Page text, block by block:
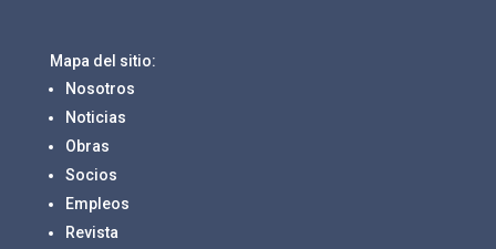
Mapa del sitio:
Nosotros
Noticias
Obras
Socios
Empleos
Revista